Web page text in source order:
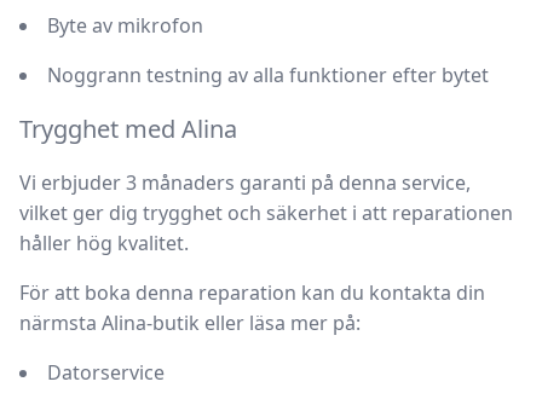
Byte av mikrofon
Noggrann testning av alla funktioner efter bytet
Trygghet med Alina
Vi erbjuder3 månaders garanti på denna service,
vilket ger dig trygghet och säkerhet i att reparationen
håller hög kvalitet.
För att boka denna reparation kan du kontakta din
närmsta Alina-butik eller läsa mer på:
Datorservice